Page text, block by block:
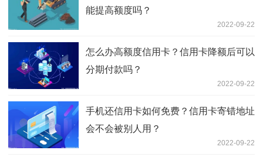
能提高额度吗？
2022-09-22
怎么办高额度信用卡？信用卡降额后可以
分期付款吗？
2022-09-22
手机还信用卡如何免费？信用卡寄错地址
会不会被别人用？
2022-09-22